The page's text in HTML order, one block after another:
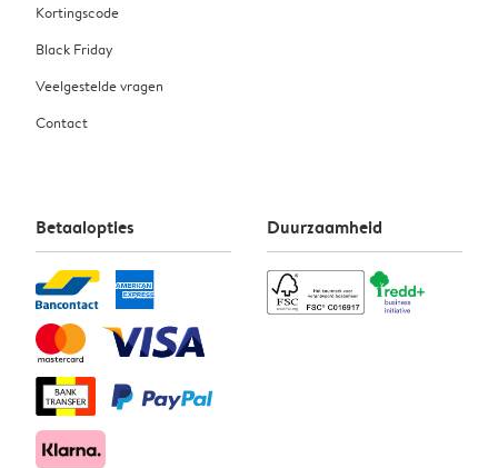
Kortingscode
Black Friday
Veelgestelde vragen
Contact
Betaalopties Duurzaamheid